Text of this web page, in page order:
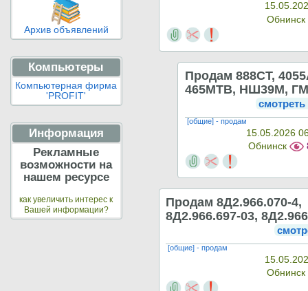
Архив объявлений
Компьютеры
Компьютерная фирма
'PROFIT'
Информация
Рекламные
возможности на
нашем ресурсе
как увеличить интерес к
Вашей информации?
Обнинск
Продам 888СТ,
465МТВ, НШ39М,
смотреть
[общие] - продам
15.05.2026
Обнинск
Продам 8Д2.966.070-4,
8Д2.966.697-03,
[общие] - продам
Обнинск